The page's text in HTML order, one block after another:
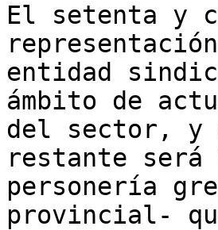
El setenta y
entidad
ámbito de
del sector, y
restante
personería
provincial-